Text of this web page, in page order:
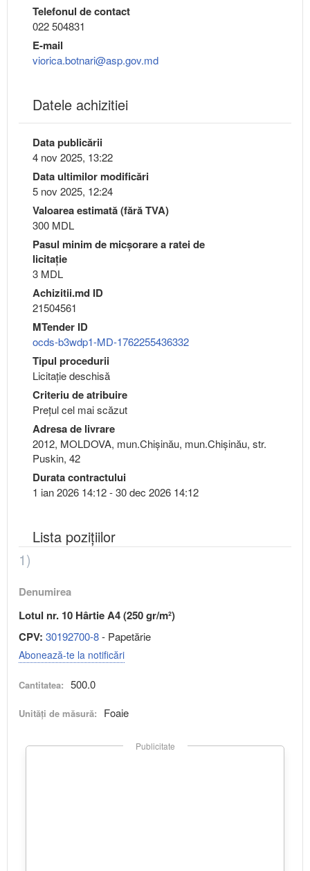
Telefonul de contact
022 504831
E-mail
viorica.botnari@asp.gov.md
Datele achizitiei
Data publicării
4 nov 2025, 13:22
Data ultimilor modificări
5 nov 2025, 12:24
Valoarea estimată (fără TVA)
300 MDL
Pasul minim de micşorare a ratei de
licitaţie
3 MDL
Achizitii.md ID
21504561
MTender ID
ocds-b3wdp1-MD-1762255436332
Tipul procedurii
Licitație deschisă
Criteriu de atribuire
Preţul cel mai scăzut
Adresa de livrare
2012, MOLDOVA, mun.Chişinău, mun.Chişinău, str.
Puskin, 42
Durata contractului
1 ian 2026 14:12 - 30 dec 2026 14:12
Lista pozițiilor
1)
Denumirea
Lotul nr. 10 Hârtie A4 (250 gr/m²)
CPV: 30192700-8- Papetărie
Abonează-te la notificări
Cantitatea: 500.0
Unități de măsură: Foaie
Publicitate